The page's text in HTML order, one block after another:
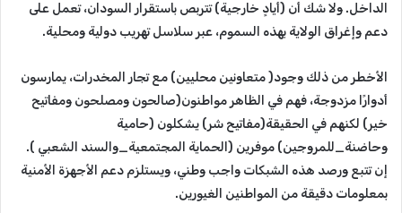
الداخل. ولا شك أن (أيادٍ خارجية) تتربص باستقرار السودان، تعمل على
دعم وإغراق الولاية بهذه السموم، عبر سلاسل تهريب دولية ومحلية.
الأخطر من ذلك وجود( متعاونين محليين) مع تجار المخدرات، يمارسون
أدوارًا مزدوجة، فهم في الظاهر مواطنون(صالحون ومصلحون ومفاتيح
خير) لكنهم في الحقيقة(مفاتيح شر) يشكلون (حامية
وحاضنة_للمروجين) موفرين (الحماية المجتمعية_والسند الشعبي ).
إن تتبع ورصد هذه الشبكات واجب وطني، ويستلزم دعم الأجهزة الأمنية
بمعلومات دقيقة من المواطنين الغيورين.